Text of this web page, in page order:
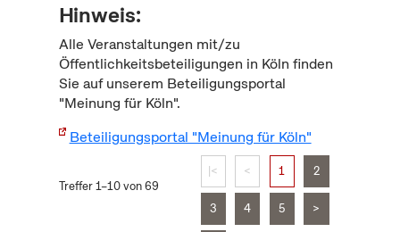
Hinweis:
Alle Veranstaltungen mit/zu
Öffentlichkeitsbeteiligungen in Köln finden
Sie auf unserem Beteiligungsportal
"Meinung für Köln".
Beteiligungsportal "Meinung für Köln"
Treffer 1–10 von 69
|< < 1 2
3 4 5 >